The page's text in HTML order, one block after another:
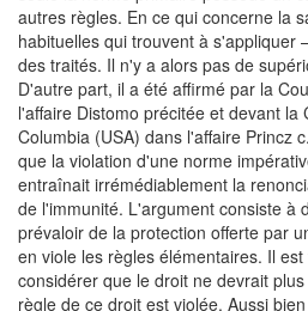
autres règles. En ce qui concerne la
habituelles qui trouvent à s'appliquer
des traités. Il n'y a alors pas de
D'autre part, il a été affirmé par la
l'affaire Distomo précitée et devant
Columbia (USA) dans l'affaire Princz
que la violation d'une norme
entraînait irrémédiablement la
de l'immunité. L'argument consiste à
prévaloir de la protection offerte par
en viole les règles élémentaires. Il
considérer que le droit ne devrait
règle de ce droit est violée. Aussi